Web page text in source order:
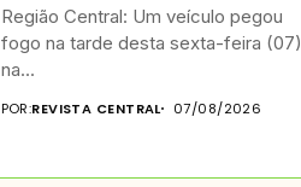
Região Central: Um veículo pegou
fogo na tarde desta sexta-feira (07),
na...
POR:REVISTA CENTRAL 07/08/2026